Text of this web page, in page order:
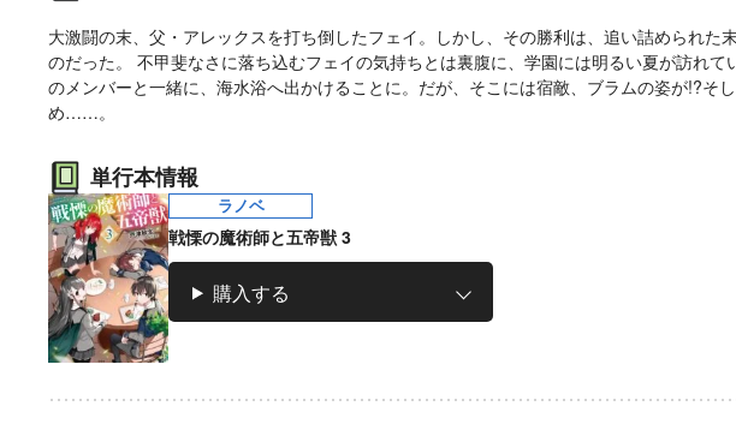
愛蔵版 花ぶらん
【試し読み】異世 ヒミコの暗号
［試し読み］女神
大激闘の末、父・アレックスを打ち倒したフェイ。しかし、その勝利は、追い詰められた
のだった。 不甲斐なさに落ち込むフェイの気持ちとは裏腹に、学園には明るい夏が訪れ
のメンバーと一緒に、海水浴へ出かけることに。だが、そこには宿敵、ブラムの姿が!?そ
め……。
単行本情報
ラノベ
戦慄の魔術師と五帝獣 3
購入する